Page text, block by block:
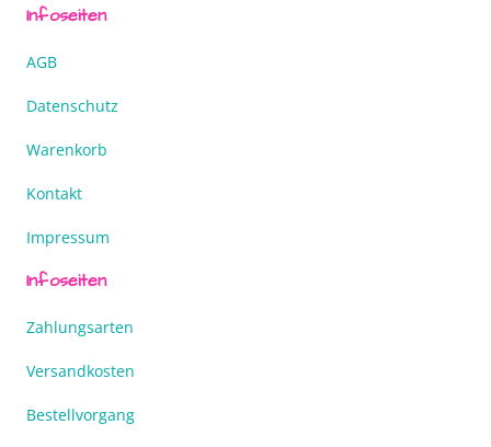
Infoseiten
AGB
Datenschutz
Warenkorb
Kontakt
Impressum
Infoseiten
Zahlungsarten
Versandkosten
Bestellvorgang